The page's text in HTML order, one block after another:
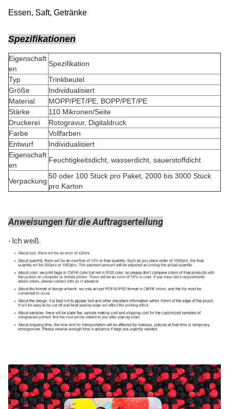
Essen, Saft, Getränke
Spezifikationen
Eigenschaft
en
Spezifikation
Typ
Trinkbeutel
Größe
Individualisiert
Material
MOPP/PET/PE, BOPP/PET/PE
Stärke
110 Mikronen/Seite
Druckerei
Rotogravur, Digitaldruck
Farbe
Vollfarben
Entwurf
Individualisiert
Eigenschaft
en
Feuchtigkeitsdicht, wasserdicht, sauerstoffdicht
Verpackung
50 oder 100 Stück pro Paket, 2000 bis 3000 Stück
pro Karton
Anweisungen für die Auftragserteilung
- Ich weiß.